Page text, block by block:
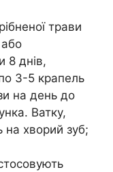
трави
8 днів,
3-5 крапель
на день до
Ватку,
на хворий зуб;